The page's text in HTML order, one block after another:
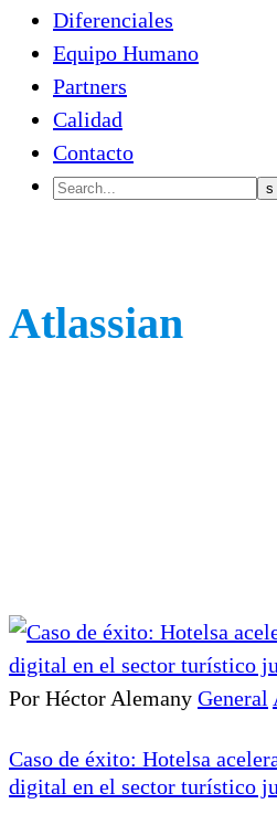
Diferenciales
Equipo Humano
Partners
Calidad
Contacto
Atlassian
Por Héctor Alemany General
Caso de éxito: Hotelsa
digital en el sector turístico